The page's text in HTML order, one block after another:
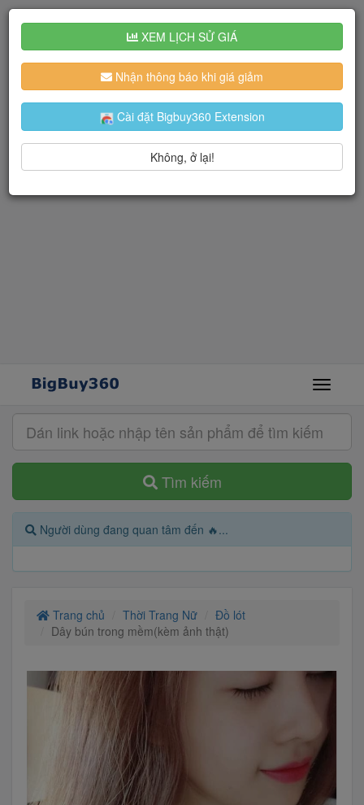
Tìm kiếm
Người dùng đang quan tâm đến 🔥...
Trang chủ Thời Trang Nữ
Đồ lót
Dây bún trong mềm(kèm ảnh thật)
XEM LỊCH SỬ GIÁ
Nhận thông báo khi giá giảm
Cài đặt Bigbuy360 Extension
Không, ở lại!